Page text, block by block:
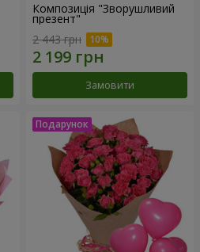
Композиція "Зворушливий
презент"
2 443 грн
Замовити